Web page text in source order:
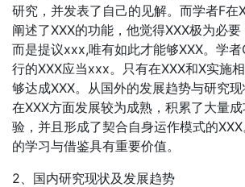
研究，并发表了自己的见解。而学者F在
阐述了XXX的功能，他觉得XXX极为必要
而是提议xxx,唯有如此才能够XXX。学
行的XXX应当xxx。只有在XXX和X实施
够达成XXX。从国外的发展趋势与研究
在XXX方面发展较为成熟，积累了大量
验，并且形成了契合自身运作模式的
的学习与借鉴具有重要价值。
2、国内研究现状及发展趋势